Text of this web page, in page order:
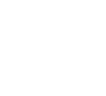
области на сайте